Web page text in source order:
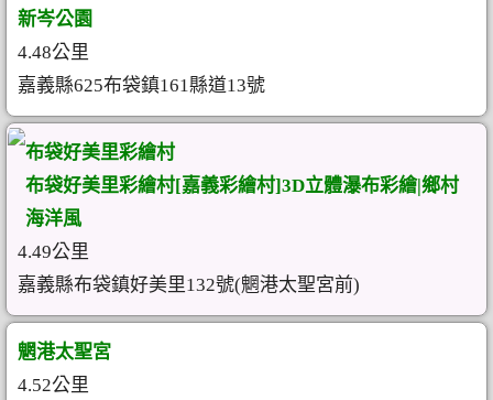
新岑公園
4.48公里
嘉義縣625布袋鎮161縣道13號
布袋好美里彩繪村
布袋好美里彩繪村[嘉義彩繪村]3D立體瀑布彩繪|鄉村
海洋風
4.49公里
嘉義縣布袋鎮好美里132號(魍港太聖宮前)
魍港太聖宮
4.52公里